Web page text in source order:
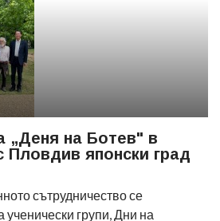
„Деня на Ботев" в
Пловдив японски град
сътрудничество се
ученически групи, Дни на